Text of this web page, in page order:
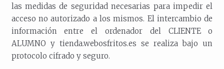
las medidas de seguridad necesarias para impedir el
acceso no autorizado a los mismos. El intercambio de
información entre el ordenador del CLIENTE o
ALUMNO y tienda.webosfritos.es se realiza bajo un
protocolo cifrado y seguro.